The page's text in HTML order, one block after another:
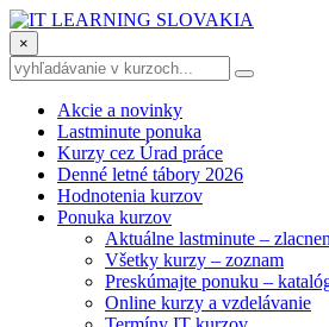
×
Akcie a novinky
Lastminute ponuka
Kurzy cez Úrad práce
Denné letné tábory 2026
Hodnotenia kurzov
Ponuka kurzov
Aktuálne lastminute –
Všetky kurzy – zoznam
Preskúmajte ponuku –
Online kurzy a vzdelávanie